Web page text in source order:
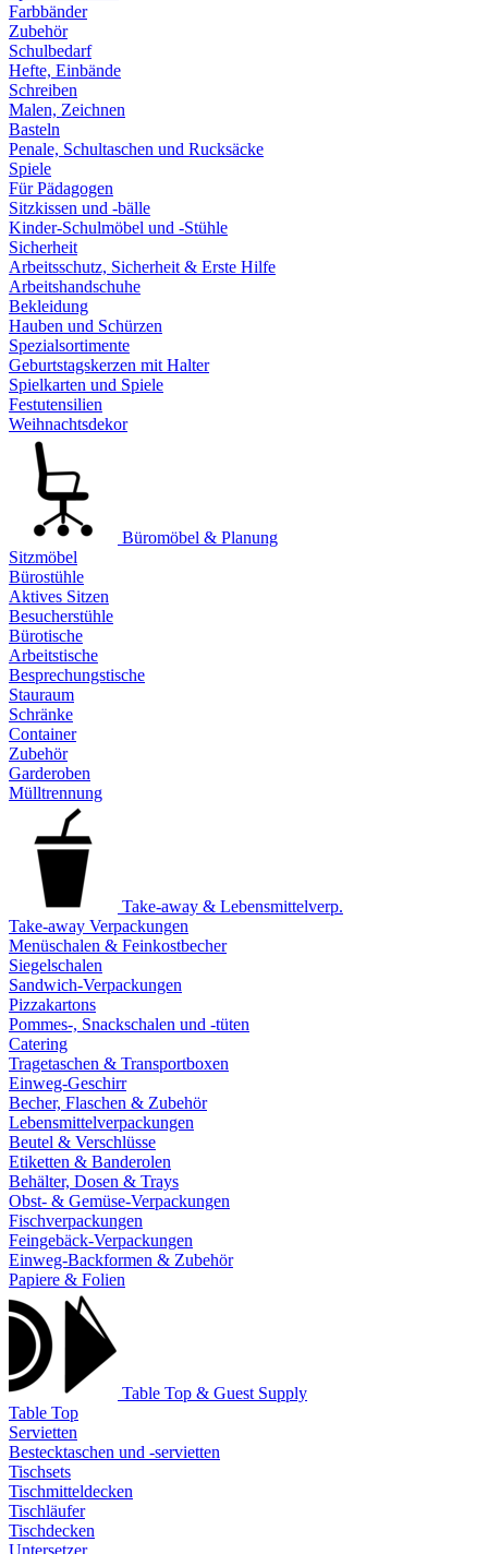
Farbbänder
Zubehör
Schulbedarf
Hefte, Einbände
Schreiben
Malen, Zeichnen
Basteln
Penale, Schultaschen und Rucksäcke
Spiele
Für Pädagogen
Sitzkissen und -bälle
Kinder-Schulmöbel und -Stühle
Sicherheit
Arbeitsschutz, Sicherheit & Erste Hilfe
Arbeitshandschuhe
Bekleidung
Hauben und Schürzen
Spezialsortimente
Geburtstagskerzen mit Halter
Spielkarten und Spiele
Festutensilien
Weihnachtsdekor
Büromöbel & Planung
Sitzmöbel
Bürostühle
Aktives Sitzen
Besucherstühle
Bürotische
Arbeitstische
Besprechungstische
Stauraum
Schränke
Container
Zubehör
Garderoben
Mülltrennung
Take-away & Lebensmittelverp.
Take-away Verpackungen
Menüschalen & Feinkostbecher
Siegelschalen
Sandwich-Verpackungen
Pizzakartons
Pommes-, Snackschalen und -tüten
Catering
Tragetaschen & Transportboxen
Einweg-Geschirr
Becher, Flaschen & Zubehör
Lebensmittelverpackungen
Beutel & Verschlüsse
Etiketten & Banderolen
Behälter, Dosen & Trays
Obst- & Gemüse-Verpackungen
Fischverpackungen
Feingebäck-Verpackungen
Einweg-Backformen & Zubehör
Papiere & Folien
Table Top & Guest Supply
Table Top
Servietten
Bestecktaschen und -servietten
Tischsets
Tischmitteldecken
Tischläufer
Tischdecken